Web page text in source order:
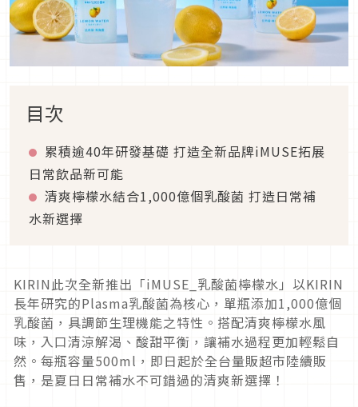
目次
累積逾40年研發基礎 打造全新品牌iMUSE拓展
日常飲品新可能
清爽檸檬水結合1,000億個乳酸菌 打造日常補
水新選擇
KIRIN此次全新推出「iMUSE_乳酸菌檸檬水」以KIRIN
長年研究的Plasma乳酸菌為核心，單瓶添加1,000億個
乳酸菌，具調節生理機能之特性。搭配清爽檸檬水風
味，入口清涼解渴、酸甜平衡，讓補水過程更加輕鬆自
然。每瓶容量500ml，即日起於全台量販超市陸續販
售，是夏日日常補水不可錯過的清爽新選擇！